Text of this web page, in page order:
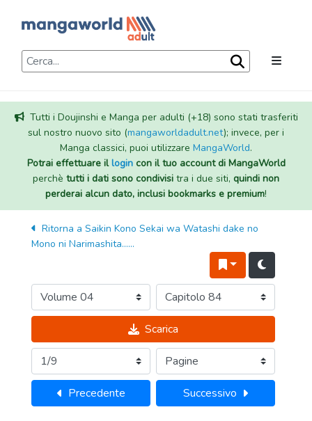
Tutti i Doujinshi e Manga per adulti (+18) sono stati trasferiti
sul nostro nuovo sito (mangaworldadult.net); invece, per i
Manga classici, puoi utilizzare MangaWorld.
Potrai effettuare illogincon il tuo account di MangaWorld
perchè tutti i dati sono condivisi tra i due siti, quindi non
perderai alcun dato, inclusi bookmarks e premium!
Ritorna a Saikin Kono Sekai wa Watashi dake no
Mono ni Narimashita......
Scarica
Precedente Successivo